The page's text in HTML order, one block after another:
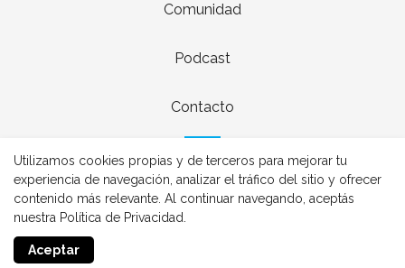
Comunidad
Podcast
Contacto
Utilizamos cookies propias y de terceros para mejorar tu
experiencia de navegación, analizar el tráfico del sitio y ofrecer
contenido más relevante. Al continuar navegando, aceptás
nuestra Política de Privacidad.
Aceptar